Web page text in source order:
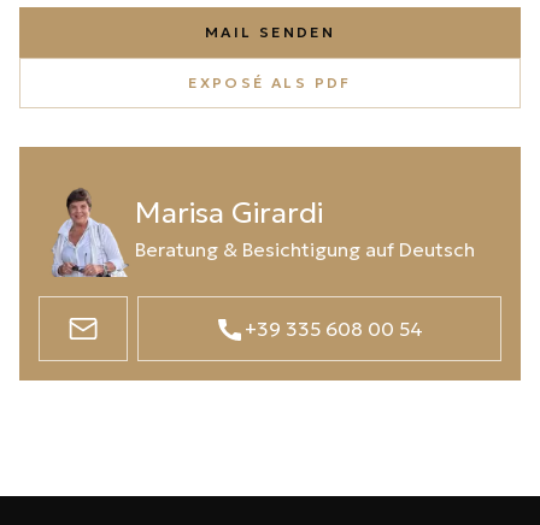
MAIL SENDEN
EXPOSÉ ALS PDF
Marisa Girardi
Beratung & Besichtigung auf Deutsch
+39 335 608 00 54